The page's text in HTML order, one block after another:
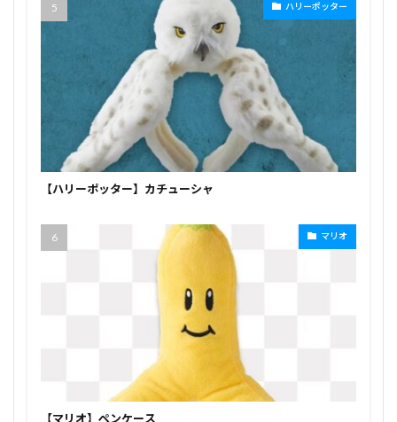
ハリーポッター
【ハリーポッター】カチューシャ
マリオ
【マリオ】ペンケース